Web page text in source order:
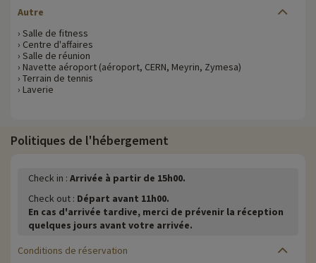
Autre
› Salle de fitness
› Centre d'affaires
› Salle de réunion
› Navette aéroport (aéroport, CERN, Meyrin, Zymesa)
› Terrain de tennis
› Laverie
Politiques de l'hébergement
Check in : Arrivée à partir de 15h00.
Check out : Départ avant 11h00.
En cas d'arrivée tardive, merci de prévenir la réception
quelques jours avant votre arrivée.
Conditions de réservation